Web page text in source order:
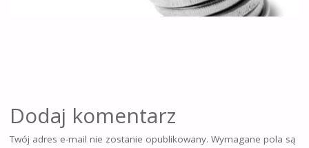
Dodaj komentarz
Twój adres e-mail nie zostanie opublikowany. Wymagane pola są